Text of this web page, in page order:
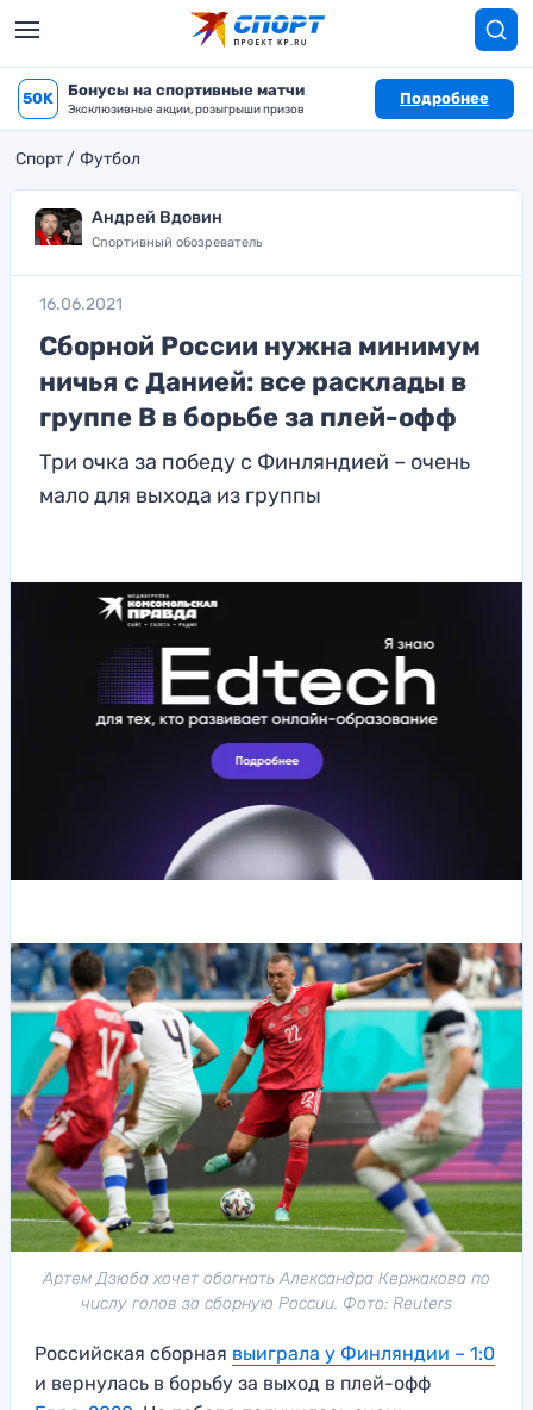
50K Бонусы на спортивные матчи
Эксклюзивные акции, розыгрыши призов
Подробнее
Спорт Футбол
Андрей Вдовин
Спортивный обозреватель
16.06.2021
Сборной России нужна минимум
ничья с Данией: все расклады в
группе В в борьбе за плей-офф
Три очка за победу с Финляндией – очень
мало для выхода из группы
Артем Дзюба хочет обогнать Александра Кержакова по
числу голов за сборную России. Фото: Reuters
Российская сборная выиграла у Финляндии – 1:0
и вернулась в борьбу за выход в плей-офф